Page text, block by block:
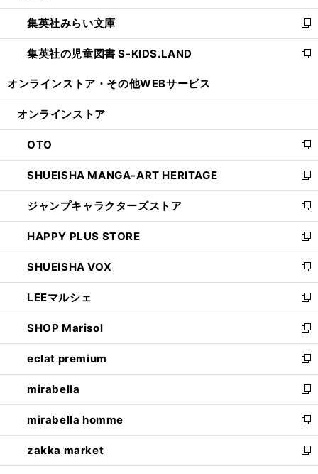
開
く
ウ
で
開
く
ン
ド
ウ
で
ウ
ィ
ン
ド
開
集英社みらい文庫
新
し
い
ン
ウ
で
開
く
集英社の児童図書 S-KIDS.LAND
新
ウ
ン
ド
ウ
で
開
く
オンラインストア・ その他WEBサービス
オンラインストア
OTO
新
し
い
ウ
ィ
ン
ド
ウ
で
開
く
SHUEISHA MANGA-ART HERITAGE
新
し
い
ウ
ィ
ン
ド
ウ
で
開
く
ジャンプキャラクターズストア
新
し
い
ウ
ィ
ン
ド
ウ
で
開
く
HAPPY PLUS STORE
新
し
い
ウ
ィ
ン
ド
ウ
で
開
く
SHUEISHA VOX
新
し
い
ウ
ィ
ン
ド
ウ
で
開
く
LEEマルシェ
新
し
い
ウ
ィ
ン
ド
ウ
で
開
く
SHOP Marisol
新
し
い
ウ
ィ
ン
ド
ウ
で
開
eclat premium
新
し
い
ウ
ィ
ン
ド
ウ
mirabella
新
し
い
ウ
ィ
ン
mirabella homme
新
し
い
ウ
zakka market
新
し